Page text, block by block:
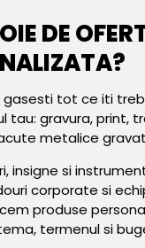
DE
gasesti tot ce iti
tau: gravura, print,
metalice
insigne si
corporate si
produse
termenul si